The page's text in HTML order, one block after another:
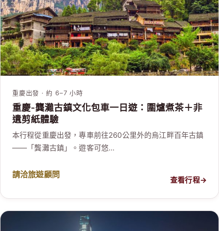
重慶出發 · 約 6–7 小時
重慶-龔灘古鎮文化包車一日遊：圍爐煮茶＋非
遺剪紙體驗
本行程從重慶出發，專車前往260公里外的烏江畔百年古鎮
——「龔灘古鎮」。遊客可悠…
請洽旅遊顧問
查看行程→